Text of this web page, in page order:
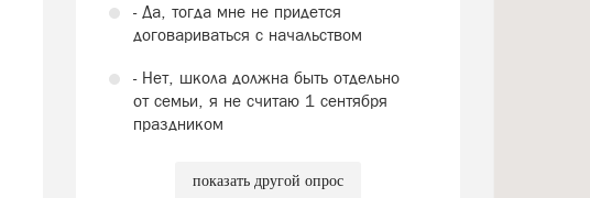
- Да, тогда мне не придется
договариваться с начальством
- Нет, школа должна быть отдельно
от семьи, я не считаю 1 сентября
праздником
показать другой опрос